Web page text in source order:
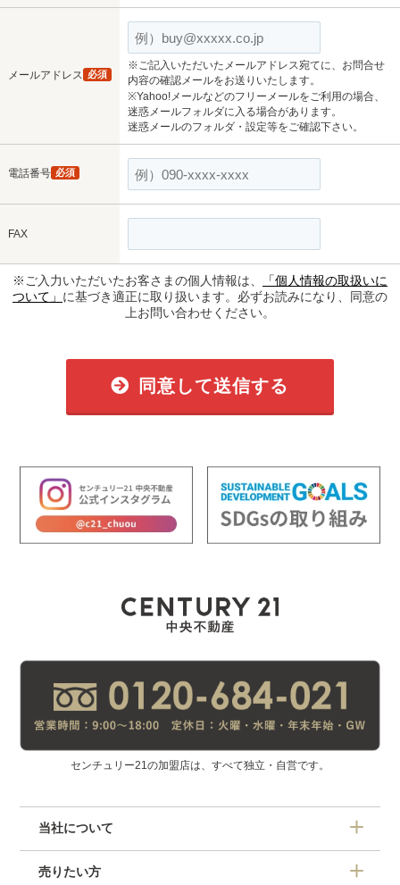
メールアドレス 必須
※ご記入いただいたメールアドレス宛てに、お問合せ
内容の確認メールをお送りいたします。
※Yahoo!メールなどのフリーメールをご利用の場合、
迷惑メールフォルダに入る場合があります。
迷惑メールのフォルダ・設定等をご確認下さい。
電話番号 必須
FAX
※ご入力いただいたお客さまの個人情報は、
「個人情報の取扱いに
ついて」 に基づき適正に取り扱います。必ずお読みになり、同意の
上お問い合わせください。
同意して送信する
センチュリー21の加盟店は、すべて独立・自営です。
当社について
売りたい方